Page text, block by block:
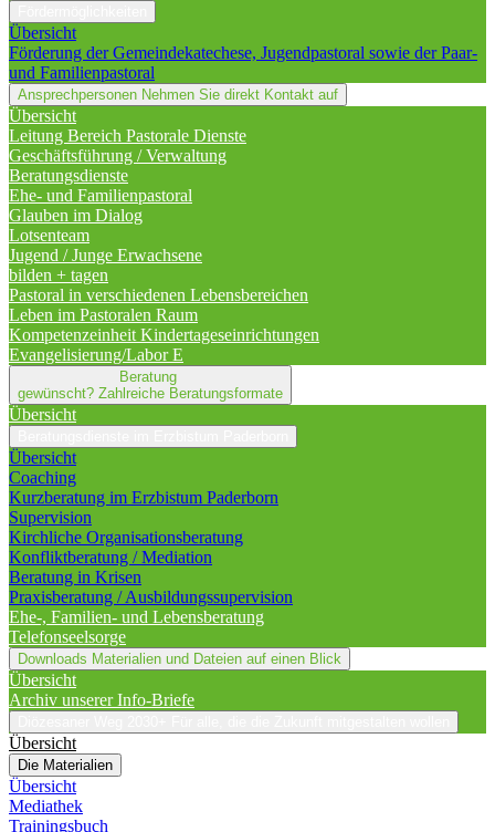
Übersicht
Förderung der Gemeindekatechese, Jugendpastoral sowie der Paar-
und Familienpastoral
Ansprechpersonen Nehmen Sie direkt Kontakt auf
Übersicht
Leitung Bereich Pastorale Dienste
Geschäftsführung / Verwaltung
Beratungsdienste
Ehe- und Familienpastoral
Glauben im Dialog
Lotsenteam
Jugend / Junge Erwachsene
bilden + tagen
Pastoral in verschiedenen Lebensbereichen
Leben im Pastoralen Raum
Kompetenzeinheit Kindertageseinrichtungen
Evangelisierung/Labor E
Beratung
gewünscht? Zahlreiche Beratungsformate
Übersicht
Übersicht
Coaching
Kurzberatung im Erzbistum Paderborn
Supervision
Kirchliche Organisationsberatung
Konfliktberatung / Mediation
Beratung in Krisen
Praxisberatung / Ausbildungssupervision
Ehe-, Familien- und Lebensberatung
Telefonseelsorge
Downloads Materialien und Dateien auf einen Blick
Übersicht
Archiv unserer Info-Briefe
Übersicht
Die Materialien
Übersicht
Mediathek
Trainingsbuch